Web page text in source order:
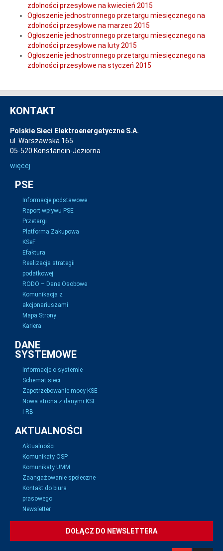
zdolności przesyłowe na kwiecień 2015
Ogłoszenie jednostronnego przetargu miesięcznego na
zdolności przesyłowe na marzec 2015
Ogłoszenie jednostronnego przetargu miesięcznego na
zdolności przesyłowe na luty 2015
Ogłoszenie jednostronnego przetargu miesięcznego na
zdolności przesyłowe na styczeń 2015
KONTAKT
Polskie Sieci Elektroenergetyczne S.A.
ul. Warszawska 165
05-520 Konstancin-Jeziorna
więcej
PSE
Informacje podstawowe
Raport wpływu PSE
Przetargi
Platforma Zakupowa
KSeF
Efaktura
Realizacja strategii
podatkowej
RODO – Dane Osobowe
Komunikacja z
akcjonariuszami
Mapa Strony
Kariera
DANE
SYSTEMOWE
Informacje o systemie
Schemat sieci
Zapotrzebowanie mocy KSE
Nowa strona z danymi KSE
i RB
AKTUALNOŚCI
Aktualności
Komunikaty OSP
Komunikaty UMM
Zaangażowanie społeczne
Kontakt do biura
prasowego
Newsletter
DOŁĄCZ DO NEWSLETTERA